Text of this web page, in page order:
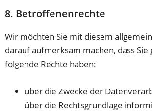
Tab)
neuen
Tab)
8. Betroffenenrechte
Wir möchten Sie mit diesem
darauf aufmerksam machen, dass Sie
folgende Rechte haben:
über die Zwecke der
über die Rechtsgrundlage